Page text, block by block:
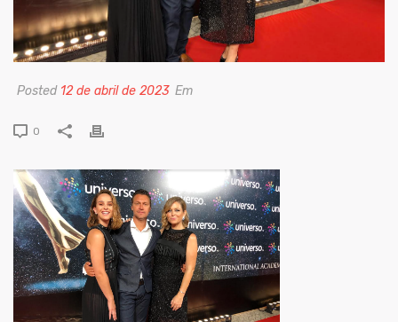
Posted 12 de abril de 2023 Em
0